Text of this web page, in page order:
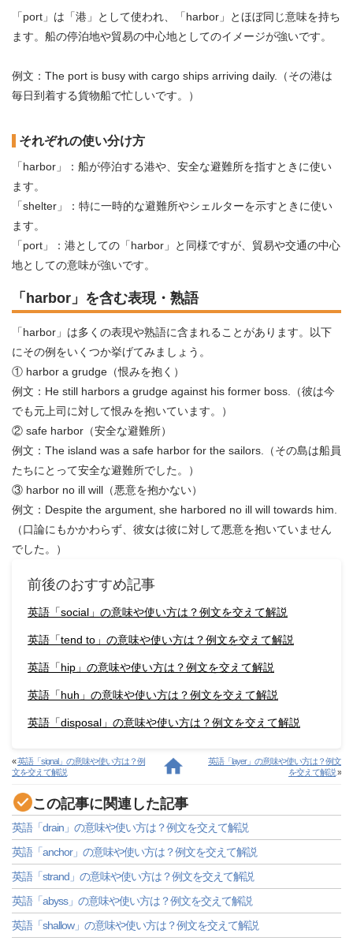
「port」は「港」として使われ、「harbor」とほぼ同じ意味を持ち
ます。船の停泊地や貿易の中心地としてのイメージが強いです。
例文：The port is busy with cargo ships arriving daily.（その港は
毎日到着する貨物船で忙しいです。）
それぞれの使い分け方
「harbor」：船が停泊する港や、安全な避難所を指すときに使い
ます。
「shelter」：特に一時的な避難所やシェルターを示すときに使い
ます。
「port」：港としての「harbor」と同様ですが、貿易や交通の中心
地としての意味が強いです。
「harbor」を含む表現・熟語
「harbor」は多くの表現や熟語に含まれることがあります。以下
にその例をいくつか挙げてみましょう。
① harbor a grudge（恨みを抱く）
例文：He still harbors a grudge against his former boss.（彼は今
でも元上司に対して恨みを抱いています。）
② safe harbor（安全な避難所）
例文：The island was a safe harbor for the sailors.（その島は船員
たちにとって安全な避難所でした。）
③ harbor no ill will（悪意を抱かない）
例文：Despite the argument, she harbored no ill will towards him.
（口論にもかかわらず、彼女は彼に対して悪意を抱いていません
でした。）
前後のおすすめ記事
英語「social」の意味や使い方は？例文を交えて解説
英語「tend to」の意味や使い方は？例文を交えて解説
英語「hip」の意味や使い方は？例文を交えて解説
英語「huh」の意味や使い方は？例文を交えて解説
英語「disposal」の意味や使い方は？例文を交えて解説
«英語「signal」の意味や使い方は？例
文を交えて解説
英語「layer」の意味や使い方は？例文
を交えて解説»
この記事に関連した記事
英語「drain」の意味や使い方は？例文を交えて解説
英語「anchor」の意味や使い方は？例文を交えて解説
英語「strand」の意味や使い方は？例文を交えて解説
英語「abyss」の意味や使い方は？例文を交えて解説
英語「shallow」の意味や使い方は？例文を交えて解説